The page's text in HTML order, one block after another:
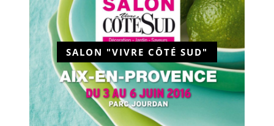
SALON "VIVRE CÔTÉ SUD"